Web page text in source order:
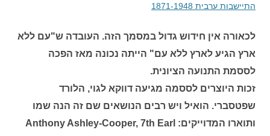
התיישבות ערבית 1871-1948
לכאורה אין חידוש גדול במסמך הזה. העובדה ש"עם ללא
ארץ הגיע לארץ ללא עם" הייתה נכונה מאז הפכה
לססמת התנועה הציונית.
זכות היוצרים לססמה מגיעה דווקא לגוי, הלורד
שפטסברי. הואיל ויש רבים הנושאים שם זה הנה שמו
ותוארו המדוייקים: Anthony Ashley-Cooper, 7th Earl